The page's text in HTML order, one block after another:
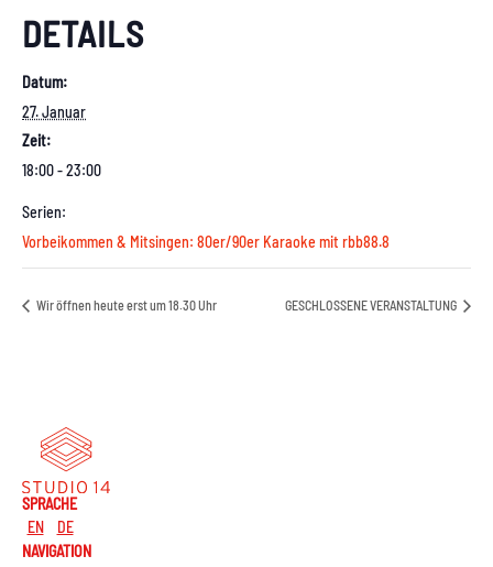
DETAILS
Datum:
27. Januar
Zeit:
18:00 - 23:00
Serien:
Vorbeikommen & Mitsingen: 80er/90er Karaoke mit rbb88.8
Wir öffnen heute erst um 18.30 Uhr GESCHLOSSENE VERANSTALTUNG
SPRACHE
EN
DE
NAVIGATION